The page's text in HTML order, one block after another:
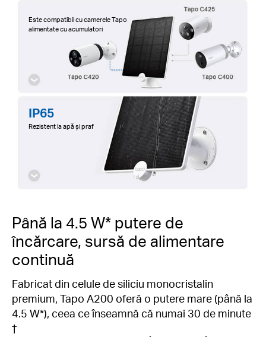
Este compatibil cu camerele Tapo
alimentate cu acumulatori
IP65
Rezistent la apă și praf
Până la 4.5 W* putere de
încărcare, sursă de alimentare
continuă
Fabricat din celule de siliciu monocristalin
premium, Tapo A200 oferă o putere mare (până la
4.5 W*), ceea ce înseamnă că numai 30 de minute
†